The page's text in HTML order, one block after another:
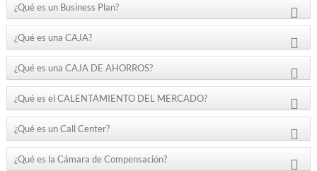
¿Qué es un Business Plan?
¿Qué es una CAJA?
¿Qué es una CAJA DE AHORROS?
¿Qué es el CALENTAMIENTO DEL MERCADO?
¿Qué es un Call Center?
¿Qué es la Cámara de Compensación?